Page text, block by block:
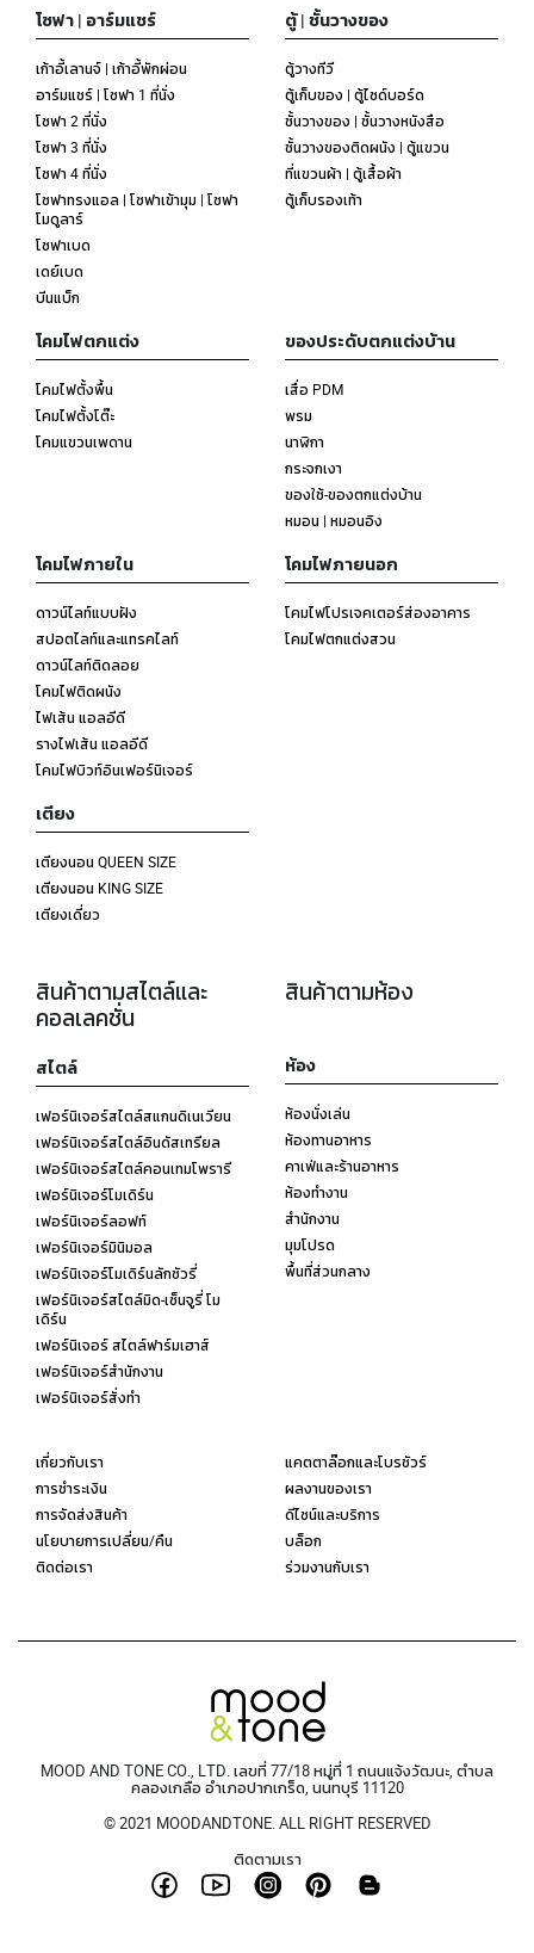
โซฟา | อาร์มแชร์
เก้าอี้เลานจ์ | เก้าอี้พักผ่อน
อาร์มแชร์ | โซฟา 1 ที่นั่ง
โซฟา 2 ที่นั่ง
โซฟา 3 ที่นั่ง
โซฟา 4 ที่นั่ง
โซฟาทรงแอล | โซฟาเข้ามุม | โซฟา
โมดูลาร์
โซฟาเบด
เดย์เบด
บีนแบ็ก
ตู้ | ชั้นวางของ
ตู้วางทีวี
ตู้เก็บของ | ตู้ไซด์บอร์ด
ชั้นวางของ | ชั้นวางหนังสือ
ชั้นวางของติดผนัง | ตู้แขวน
ที่แขวนผ้า | ตู้เสื้อผ้า
ตู้เก็บรองเท้า
โคมไฟตกแต่ง
โคมไฟตั้งพื้น
โคมไฟตั้งโต๊ะ
โคมแขวนเพดาน
ของประดับตกแต่งบ้าน
เสื่อ PDM
พรม
นาฬิกา
กระจกเงา
ของใช้-ของตกแต่งบ้าน
หมอน | หมอนอิง
โคมไฟภายใน
ดาวน์ไลท์แบบฝัง
สปอตไลท์และแทรคไลท์
ดาวน์ไลท์ติดลอย
โคมไฟติดผนัง
ไฟเส้น แอลอีดี
รางไฟเส้น แอลอีดี
โคมไฟบิวท์อินเฟอร์นิเจอร์
โคมไฟภายนอก
โคมไฟโปรเจคเตอร์ส่องอาคาร
โคมไฟตกแต่งสวน
เตียง
เตียงนอน QUEEN SIZE
เตียงนอน KING SIZE
เตียงเดี่ยว
สินค้าตามสไตล์และ
คอลเลคชั่น
สไตล์
เฟอร์นิเจอร์สไตล์สแกนดิเนเวียน
เฟอร์นิเจอร์สไตล์อินดัสเทรียล
เฟอร์นิเจอร์สไตล์คอนเทมโพรารี
เฟอร์นิเจอร์โมเดิร์น
เฟอร์นิเจอร์ลอฟท์
เฟอร์นิเจอร์มินิมอล
เฟอร์นิเจอร์โมเดิร์นลักชัวรี่
เฟอร์นิเจอร์สไตล์มิด-เซ็นจูรี่ โม
เดิร์น
เฟอร์นิเจอร์ สไตล์ฟาร์มเฮาส์
เฟอร์นิเจอร์สำนักงาน
เฟอร์นิเจอร์สั่งทำ
สินค้าตามห้อง
ห้อง
ห้องนั่งเล่น
ห้องทานอาหาร
คาเฟ่และร้านอาหาร
ห้องทำงาน
สำนักงาน
มุมโปรด
พื้นที่ส่วนกลาง
เกี่ยวกับเรา
การชำระเงิน
การจัดส่งสินค้า
นโยบายการเปลี่ยน/คืน
ติดต่อเรา
แคตตาล๊อกและโบรชัวร์
ผลงานของเรา
ดีไซน์และบริการ
บล็อก
ร่วมงานกับเรา
MOOD AND TONE CO., LTD. เลขที่ 77/18 หมู่ที่ 1 ถนนแจ้งวัฒนะ, ตำบล
คลองเกลือ อำเภอปากเกร็ด, นนทบุรี 11120
© 2021 MOODANDTONE. ALL RIGHT RESERVED
ติดตามเรา